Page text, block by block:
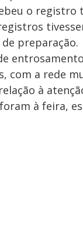
o
registros
preparação.
com a rede
à
à feira,